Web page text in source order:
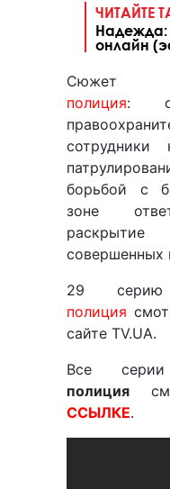
ЧИТАЙТЕ
Надежда:
онлайн
Сюжет
полиция:
сотрудники
борьбой с
зоне
совершенных
29
полиция
сайте TV.UA.
Все
полиция
ССЫЛКЕ.